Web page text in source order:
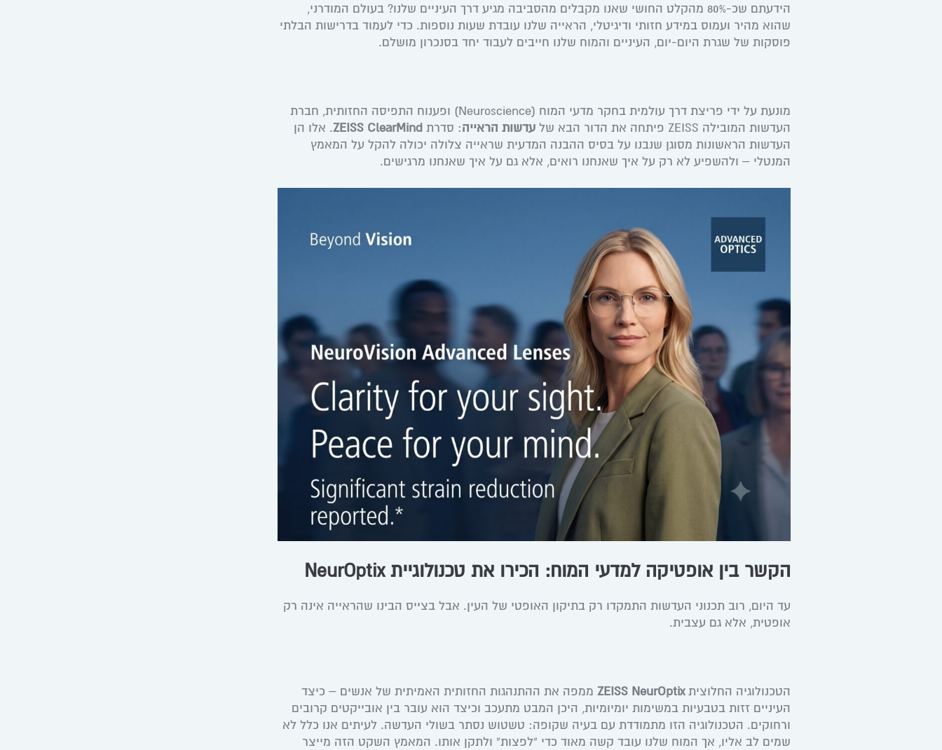
הידעתם שכ-80% מהקלט החושי שאנו מקבלים מהסביבה מגיע דרך העיניים שלנו? בעולם המודרני,
שהוא מהיר ועמוס במידע חזותי ודיגיטלי, הראייה שלנו עובדת שעות נוספות. כדי לעמוד בדרישות הבלתי
פוסקות של שגרת היום-יום, העיניים והמוח שלנו חייבים לעבוד יחד בסנכרון מושלם.
מונעת על ידי פריצת דרך עולמית בחקר מדעי המוח (Neuroscience) ופענוח התפיסה החזותית, חברת
העדשות המובילה ZEISS פיתחה את הדור הבא של
עדשות הראייה: סדרת ZEISS ClearMind. אלו הן
העדשות הראשונות מסוגן שנבנו על בסיס ההבנה המדעית שראייה צלולה יכולה להקל על המאמץ
המנטלי – ולהשפיע לא רק על איך שאנחנו רואים, אלא גם על איך שאנחנו מרגישים.
הקשר בין אופטיקה למדעי המוח: הכירו את טכנולוגיית NeurOptix
עד היום, רוב תכנוני העדשות התמקדו רק בתיקון האופטי של העין. אבל בצייס הבינו שהראייה אינה רק
אופטית, אלא גם עצבית.
הטכנולוגיה החלוציתZEISS NeurOptix ממפה את ההתנהגות החזותית האמיתית של אנשים – כיצד
העיניים זזות בטבעיות במשימות יומיומיות, היכן המבט מתעכב וכיצד הוא עובר בין אובייקטים קרובים
ורחוקים. הטכנולוגיה הזו מתמודדת עם בעיה שקופה: טשטוש נסתר בשולי העדשה. לעיתים אנו כלל לא
שמים לב אליו, אך המוח שלנו עובד קשה מאוד כדי “לפצות” ולתקן אותו. המאמץ השקט הזה מייצר